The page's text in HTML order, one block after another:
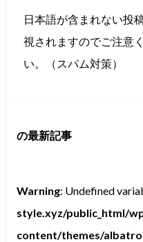
日本語が含まれない投
視されますのでご注意
い。（スパム対策）
の最新記事
Warning: Undefined
style.xyz/public_html/
content/themes/